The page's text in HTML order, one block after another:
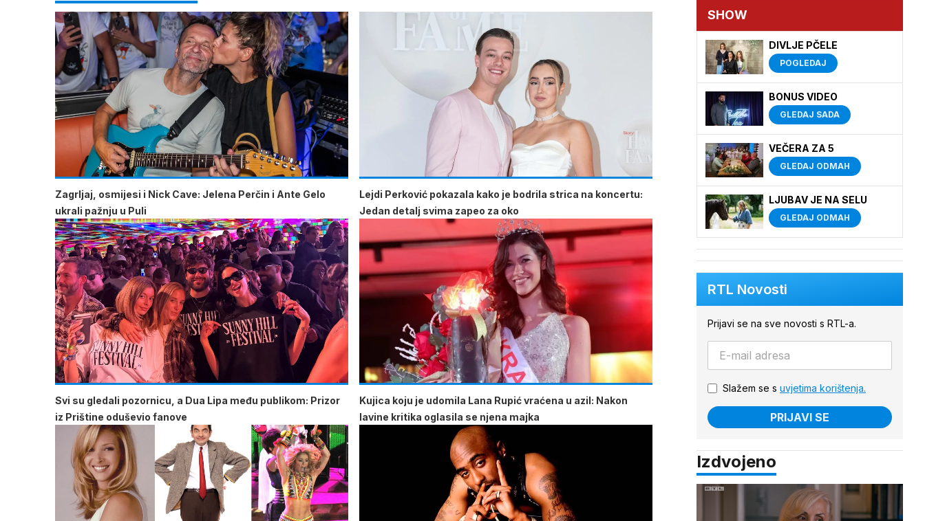
Zagrljaj, osmijesi i Nick Cave: Jelena Perčin i Ante Gelo
ukrali pažnju u Puli
Lejdi Perković pokazala kako je bodrila strica na koncertu:
Jedan detalj svima zapeo za oko
Svi su gledali pozornicu, a Dua Lipa među publikom: Prizor
iz Prištine oduševio fanove
Kujica koju je udomila Lana Rupić vraćena u azil: Nakon
lavine kritika oglasila se njena majka
SHOW
DIVLJE PČELE
POGLEDAJ
BONUS VIDEO
GLEDAJ SADA
VEČERA ZA 5
GLEDAJ ODMAH
LJUBAV JE NA SELU
GLEDAJ ODMAH
RTL Novosti
Prijavi se na sve novosti s RTL-a.
Slažem se s uvjetima korištenja.
PRIJAVI SE
Izdvojeno